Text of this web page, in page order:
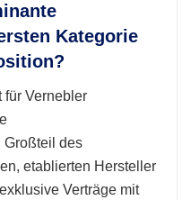
Kategorie
für Vernebler
Großteil des
etablierten Hersteller
Verträge mit